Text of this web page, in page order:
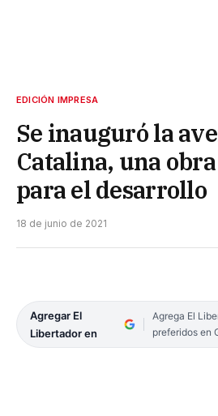
EDICIÓN IMPRESA
Se inauguró la
Catalina, una
para el desarrollo
18 de junio de 2021
Agregar El
Libertador en
Agrega El
preferidos en